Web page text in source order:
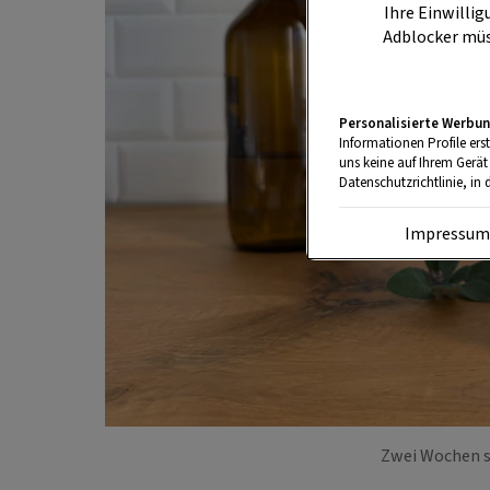
Zwei Wochen
Ihre
Adblocker
Personalisierte
Informationen Profile
uns keine auf Ihrem
Datenschutzrichtlinie, in
Impressum